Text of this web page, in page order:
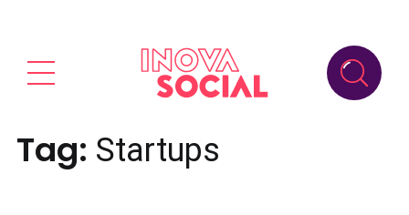
Tag: Startups